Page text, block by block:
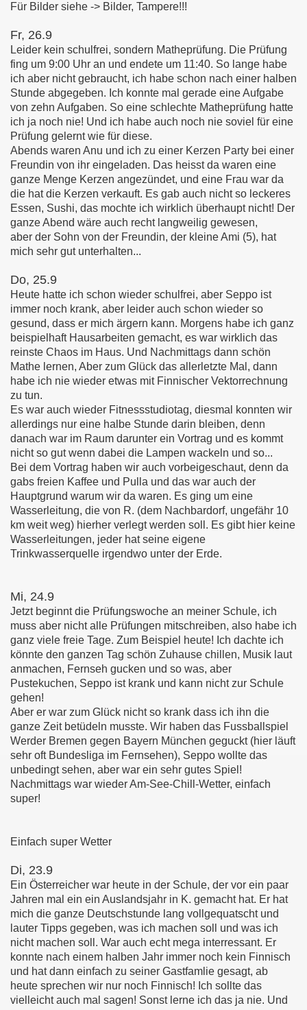
Für Bilder siehe -> Bilder, Tampere!!!
Fr, 26.9
Leider kein schulfrei, sondern Matheprüfung. Die Prüfung
fing um 9:00 Uhr an und endete um 11:40. So lange habe
ich aber nicht gebraucht, ich habe schon nach einer halben
Stunde abgegeben. Ich konnte mal gerade eine Aufgabe
von zehn Aufgaben. So eine schlechte Matheprüfung hatte
ich ja noch nie! Und ich habe auch noch nie soviel für eine
Prüfung gelernt wie für diese.
Abends waren Anu und ich zu einer Kerzen Party bei einer
Freundin von ihr eingeladen. Das heisst da waren eine
ganze Menge Kerzen angezündet, und eine Frau war da
die hat die Kerzen verkauft. Es gab auch nicht so leckeres
Essen, Sushi, das mochte ich wirklich überhaupt nicht! Der
ganze Abend wäre auch recht langweilig gewesen,
aber der Sohn von der Freundin, der kleine Ami (5), hat
mich sehr gut unterhalten...
Do, 25.9
Heute hatte ich schon wieder schulfrei, aber Seppo ist
immer noch krank, aber leider auch schon wieder so
gesund, dass er mich ärgern kann. Morgens habe ich ganz
beispielhaft Hausarbeiten gemacht, es war wirklich das
reinste Chaos im Haus. Und Nachmittags dann schön
Mathe lernen, Aber zum Glück das allerletzte Mal, dann
habe ich nie wieder etwas mit Finnischer Vektorrechnung
zu tun.
Es war auch wieder Fitnessstudiotag, diesmal konnten wir
allerdings nur eine halbe Stunde darin bleiben, denn
danach war im Raum darunter ein Vortrag und es kommt
nicht so gut wenn dabei die Lampen wackeln und so...
Bei dem Vortrag haben wir auch vorbeigeschaut, denn da
gabs freien Kaffee und Pulla und das war auch der
Hauptgrund warum wir da waren. Es ging um eine
Wasserleitung, die von R. (dem Nachbardorf, ungefähr 10
km weit weg) hierher verlegt werden soll. Es gibt hier keine
Wasserleitungen, jeder hat seine eigene
Trinkwasserquelle irgendwo unter der Erde.
Mi, 24.9
Jetzt beginnt die Prüfungswoche an meiner Schule, ich
muss aber nicht alle Prüfungen mitschreiben, also habe ich
ganz viele freie Tage. Zum Beispiel heute! Ich dachte ich
könnte den ganzen Tag schön Zuhause chillen, Musik laut
anmachen, Fernseh gucken und so was, aber
Pustekuchen, Seppo ist krank und kann nicht zur Schule
gehen!
Aber er war zum Glück nicht so krank dass ich ihn die
ganze Zeit betüdeln musste. Wir haben das Fussballspiel
Werder Bremen gegen Bayern München geguckt (hier läuft
sehr oft Bundesliga im Fernsehen), Seppo wollte das
unbedingt sehen, aber war ein sehr gutes Spiel!
Nachmittags war wieder Am-See-Chill-Wetter, einfach
super!
Einfach super Wetter
Di, 23.9
Ein Österreicher war heute in der Schule, der vor ein paar
Jahren mal ein ein Auslandsjahr in K. gemacht hat. Er hat
mich die ganze Deutschstunde lang vollgequatscht und
lauter Tipps gegeben, was ich machen soll und was ich
nicht machen soll. War auch echt mega interressant. Er
konnte nach einem halben Jahr immer noch kein Finnisch
und hat dann einfach zu seiner Gastfamlie gesagt, ab
heute sprechen wir nur noch Finnisch! Ich sollte das
vielleicht auch mal sagen! Sonst lerne ich das ja nie. Und